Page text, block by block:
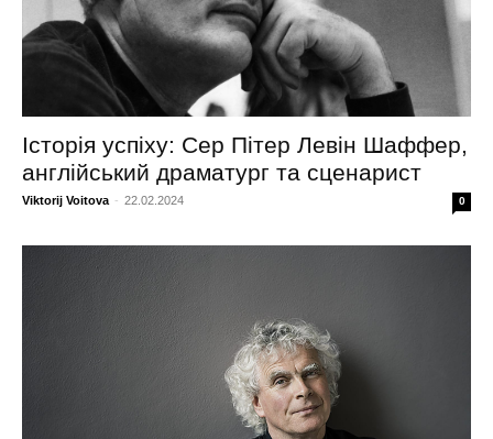
Історія успіху: Сер Пітер Левін Шаффер,
англійський драматург та сценарист
Viktorij Voitova - 22.02.2024 0